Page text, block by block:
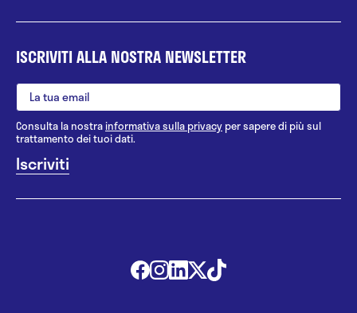
ISCRIVITI ALLA NOSTRA NEWSLETTER
Consulta la nostrainformativa sulla privacy per sapere di più sul
trattamento dei tuoi dati.